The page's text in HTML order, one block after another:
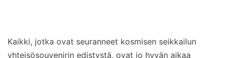
Kaikki, jotka ovat seuranneet kosmisen seikkailun
yhteisösouvenirin edistystä, ovat jo hyvän aikaa